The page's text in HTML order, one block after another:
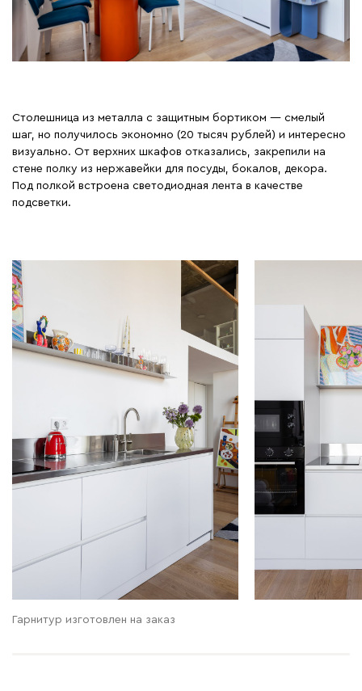
Столешница из металла с защитным бортиком — смелый
шаг, но получилось экономно (20 тысяч рублей) и интересно
визуально. От верхних шкафов отказались, закрепили на
стене полку из нержавейки для посуды, бокалов, декора.
Под полкой встроена светодиодная лента в качестве
подсветки.
Гарнитур изготовлен на заказ